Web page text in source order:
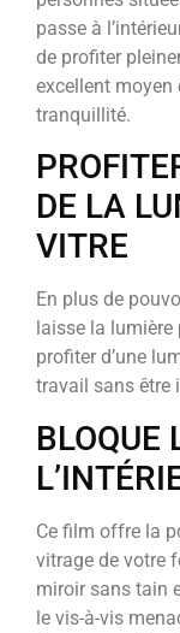
passe à
de profiter
excellent moyen
tranquillité.
DE LA
VITRE
En plus de
laisse la
profiter d’une
travail sans être
BLOQUE
Ce film offre la
vitrage de votre
miroir sans tain
le vis-à-vis